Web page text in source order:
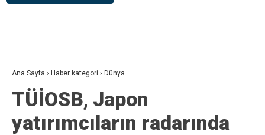
Ana Sayfa › Haber kategori › Dünya
TÜİOSB, Japon
yatırımcıların radarında